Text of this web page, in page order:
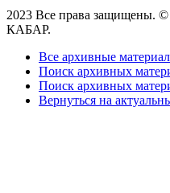
2023 Все права защищены.
КАБАР.
Все архивные
Поиск архивных
Поиск архивных
Вернуться на